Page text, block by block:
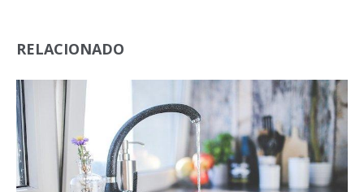
RELACIONADO